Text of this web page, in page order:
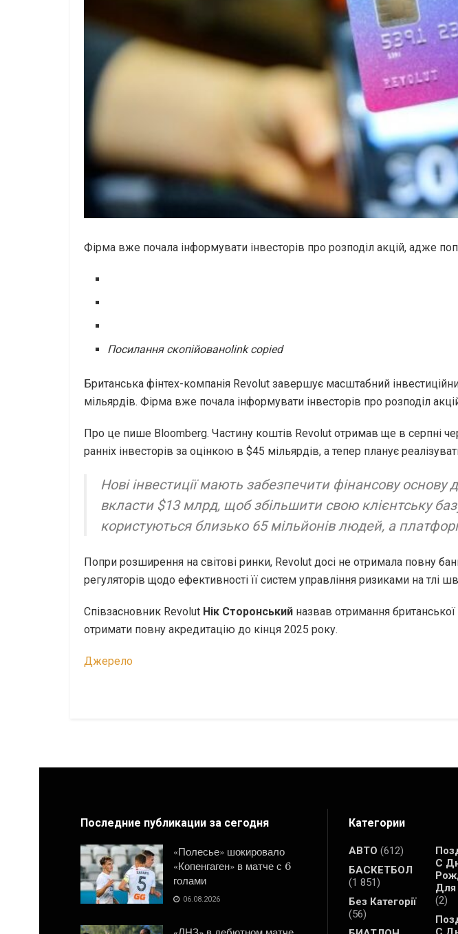
Фірма вже почала інформувати інвесторів про розподіл акцій, адже
Посилання скопійованоlink copied
Британська фінтех-компанія Revolut завершує масштабний
мільярдів. Фірма вже почала інформувати інвесторів про розподіл
Про це пише Bloomberg. Частину коштів Revolut отримав ще в серпні
ранніх інвесторів за оцінкою в $45 мільярдів, а тепер планує
Нові інвестиції мають забезпечити фінансову
вкласти $13 млрд, щоб збільшити свою клієнтську
користуються близько 65 мільйонів людей, а
Попри розширення на світові ринки, Revolut досі не отримала повну
регуляторів щодо ефективності її систем управління ризиками на тлі
Співзасновник Revolut Нік Сторонський назвав отримання британської
отримати повну акредитацію до кінця 2025 року.
Джерело
Последние публикации за сегодня
«Полесье» шокировало
«Копенгаген» в матче с 6
голами
06.08.2026
Категории
АВТО (612)
БАСКЕТБОЛ
(1 851)
Без Категорії
(56)
С
(2)